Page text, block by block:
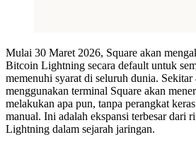
Mulai 30 Maret 2026, Square akan
Bitcoin Lightning secara default untuk
memenuhi syarat di seluruh dunia.
menggunakan terminal Square akan
melakukan apa pun, tanpa perangkat
manual. Ini adalah ekspansi terbesar dari
Lightning dalam sejarah jaringan.